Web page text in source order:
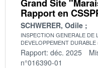
Grand Site
Rapport en
SCHWERER, Odile
INSPECTION GENERALE DE
DEVELOPPEMENT
Rapport: déc. 2025
n°016390-01